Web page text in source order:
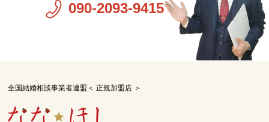
090-2093-9415
全国結婚相談事業者連盟＜ 正規加盟店 ＞